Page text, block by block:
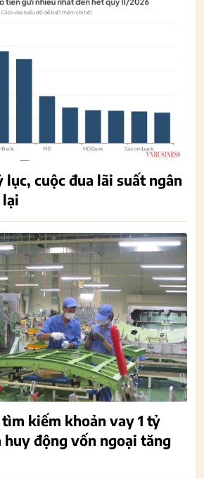
lục, cuộc đua lãi suất ngân
lại
kiếm khoản vay 1 tỷ
huy động vốn ngoại tăng